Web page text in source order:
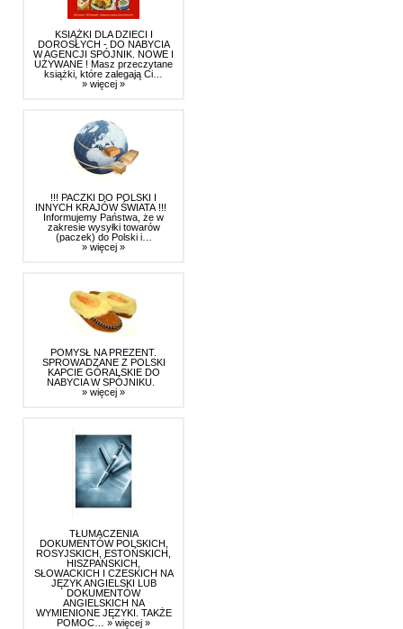
KSIĄŻKI DLA DZIECI I
DOROSŁYCH - DO NABYCIA
W AGENCJI SPÓJNIK. NOWE I
UŻYWANE ! Masz przeczytane
książki, które zalegają Ci…
» więcej »
!!! PACZKI DO POLSKI I
INNYCH KRAJÓW ŚWIATA !!!
Informujemy Państwa, że w
zakresie wysyłki towarów
(paczek) do Polski i…
» więcej »
POMYSŁ NA PREZENT.
SPROWADZANE Z POLSKI
KAPCIE GÓRALSKIE DO
NABYCIA W SPÓJNIKU.
» więcej »
TŁUMACZENIA
DOKUMENTÓW POLSKICH,
ROSYJSKICH, ESTOŃSKICH,
HISZPAŃSKICH,
SŁOWACKICH I CZESKICH NA
JĘZYK ANGIELSKI LUB
DOKUMENTÓW
ANGIELSKICH NA
WYMIENIONE JĘZYKI. TAKŻE
POMOC… » więcej »